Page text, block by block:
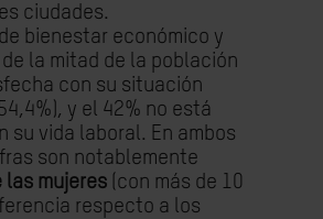
ciudades.
bienestar económico y
la mitad de la población
con su situación
y el 42% no está
su vida laboral. En ambos
son notablemente
las mujeres (con más de 10
respecto a los